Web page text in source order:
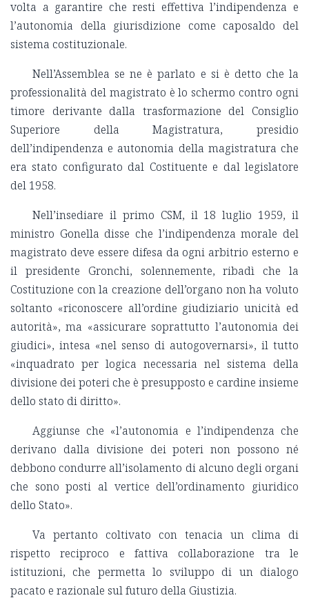
volta a garantire che resti effettiva l’indipendenza e
l’autonomia della giurisdizione come caposaldo del
sistema costituzionale.
Nell’Assemblea se ne è parlato e si è detto che la
professionalità del magistrato è lo schermo contro ogni
timore derivante dalla trasformazione del Consiglio
Superiore della Magistratura, presidio
dell’indipendenza e autonomia della magistratura che
era stato configurato dal Costituente e dal legislatore
del 1958.
Nell’insediare il primo CSM, il 18 luglio 1959, il
ministro Gonella disse che l’indipendenza morale del
magistrato deve essere difesa da ogni arbitrio esterno e
il presidente Gronchi, solennemente, ribadì che la
Costituzione con la creazione dell’organo non ha voluto
soltanto «riconoscere all’ordine giudiziario unicità ed
autorità», ma «assicurare soprattutto l’autonomia dei
giudici», intesa «nel senso di autogovernarsi», il tutto
«inquadrato per logica necessaria nel sistema della
divisione dei poteri che è presupposto e cardine insieme
dello stato di diritto».
Aggiunse che «l’autonomia e l’indipendenza che
derivano dalla divisione dei poteri non possono né
debbono condurre all’isolamento di alcuno degli organi
che sono posti al vertice dell’ordinamento giuridico
dello Stato».
Va pertanto coltivato con tenacia un clima di
rispetto reciproco e fattiva collaborazione tra le
istituzioni, che permetta lo sviluppo di un dialogo
pacato e razionale sul futuro della Giustizia.